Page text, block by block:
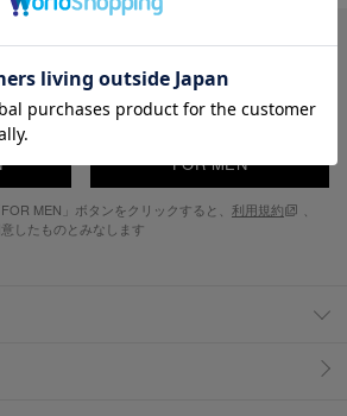
FOR MEN
MEN」ボタンをクリックすると、 利用規約
したものとみなします